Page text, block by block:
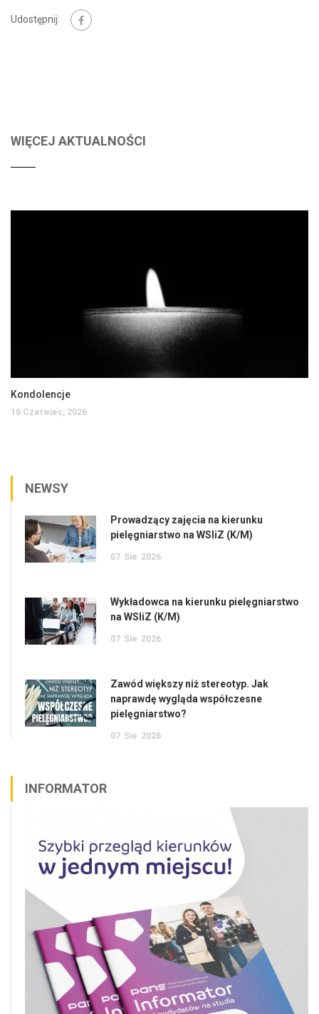
Udostępnij:
WIĘCEJ AKTUALNOŚCI
Kondolencje
16 Czerwiec, 2026
NEWSY
Prowadzący zajęcia na kierunku
pielęgniarstwo na WSIiZ (K/M)
07 Sie 2026
Wykładowca na kierunku pielęgniarstwo
na WSIiZ (K/M)
07 Sie 2026
Zawód większy niż stereotyp. Jak
naprawdę wygląda współczesne
pielęgniarstwo?
07 Sie 2026
INFORMATOR